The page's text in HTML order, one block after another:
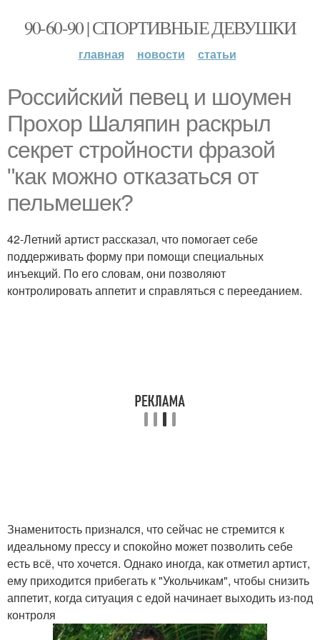
90-60-90 | СПОРТИВНЫЕ ДЕВУШКИ
главная новости статьи
Российский певец и шоумен
Прохор Шаляпин раскрыл
секрет стройности фразой
"как можно отказаться от
пельмешек?
42-Летний артист рассказал, что помогает себе
поддерживать форму при помощи специальных
инъекций. По его словам, они позволяют
контролировать аппетит и справляться с перееданием.
Знаменитость признался, что сейчас не стремится к
идеальному прессу и спокойно может позволить себе
есть всё, что хочется. Однако иногда, как отметил артист,
ему приходится прибегать к "Укольчикам", чтобы снизить
аппетит, когда ситуация с едой начинает выходить из-под
контроля